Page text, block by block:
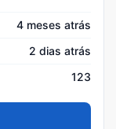
4 meses atrás
2 dias atrás
123